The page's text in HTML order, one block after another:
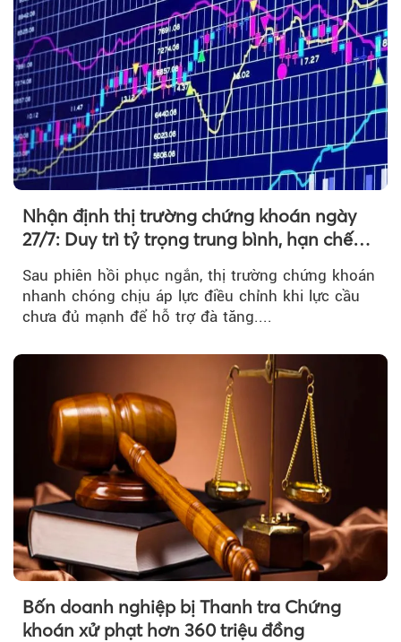
Nhận định thị trường chứng khoán ngày
27/7: Duy trì tỷ trọng trung bình, hạn chế
Sau phiên hồi phục ngắn, thị trường chứng khoán
nhanh chóng chịu áp lực điều chỉnh khi lực cầu
chưa đủ mạnh để hỗ trợ đà tăng....
Bốn doanh nghiệp bị Thanh tra Chứng
khoán xử phạt hơn 360 triệu đồng